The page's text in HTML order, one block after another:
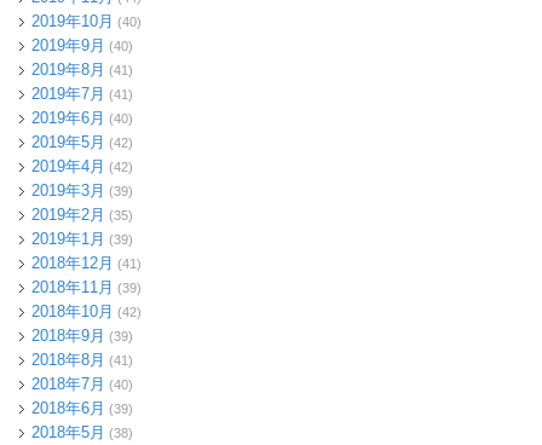
2019年10月 (40)
2019年9月 (40)
2019年8月 (41)
2019年7月 (41)
2019年6月 (40)
2019年5月 (42)
2019年4月 (42)
2019年3月 (39)
2019年2月 (35)
2019年1月 (39)
2018年12月 (41)
2018年11月 (39)
2018年10月 (42)
2018年9月 (39)
2018年8月 (41)
2018年7月 (40)
2018年6月 (39)
2018年5月 (38)